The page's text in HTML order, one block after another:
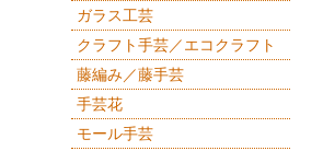
ガラス工芸
クラフト手芸／エコクラフト
藤編み／藤手芸
手芸花
モール手芸